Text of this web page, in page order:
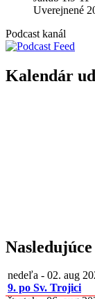
Uverejnené
Podcast kanál
Kalendár
nedeľa - 02. aug
9. po Sv. Trojici